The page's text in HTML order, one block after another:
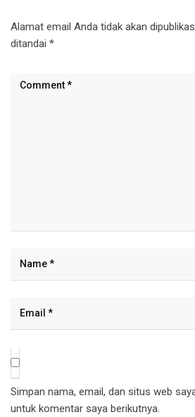
Alamat email Anda tidak akan
ditandai *
Simpan nama, email, dan situs web
untuk komentar saya berikutnya.